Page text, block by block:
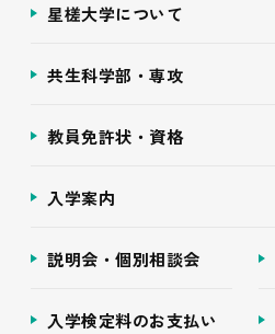
星槎大学について
共生科学部・専攻
教員免許状・資格
入学案内
説明会・個別相談会
入学検定料のお支払い